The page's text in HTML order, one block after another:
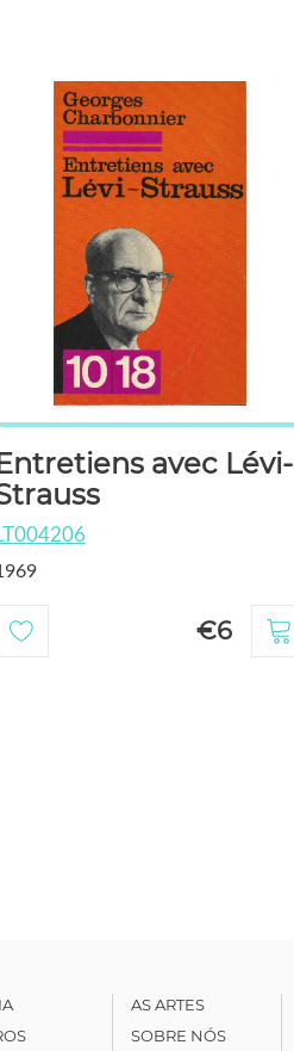
avec Lévi-
€6
AS ARTES
SOBRE NÓS